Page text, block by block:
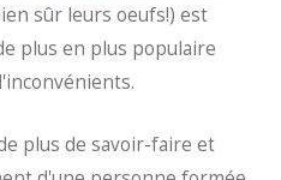
sûr leurs oeufs!) est
plus en plus populaire
plus de savoir-faire et